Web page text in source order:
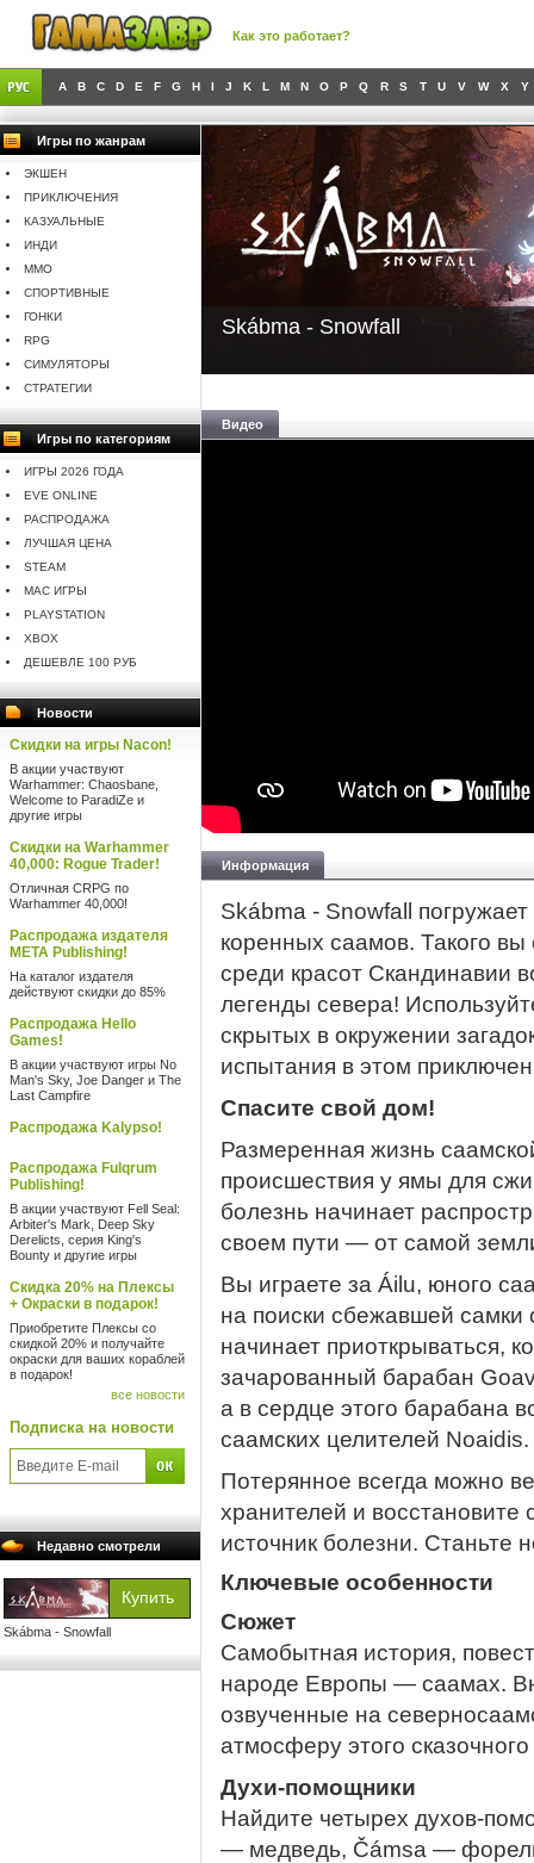
Как это работает?
A B C D E F G H I J K L M N O P Q R S T U V W X Y
Игры по жанрам
ЭКШЕН
ПРИКЛЮЧЕНИЯ
КАЗУАЛЬНЫЕ
ИНДИ
MMO
СПОРТИВНЫЕ
ГОНКИ
RPG
СИМУЛЯТОРЫ
СТРАТЕГИИ
Игры по категориям
ИГРЫ 2026 ГОДА
EVE ONLINE
РАСПРОДАЖА
ЛУЧШАЯ ЦЕНА
STEAM
MAC ИГРЫ
PLAYSTATION
XBOX
ДЕШЕВЛЕ 100 РУБ
Новости
Скидки на игры Nacon!
В акции участвуют
Warhammer: Chaosbane,
Welcome to ParadiZe и
другие игры
Скидки на Warhammer
40,000: Rogue Trader!
Отличная CRPG по
Warhammer 40,000!
Распродажа издателя
META Publishing!
На каталог издателя
действуют скидки до 85%
Распродажа Hello
Games!
В акции участвуют игры No
Man's Sky, Joe Danger и The
Last Campfire
Распродажа Kalypso!
Распродажа Fulqrum
Publishing!
В акции участвуют Fell Seal:
Arbiter's Mark, Deep Sky
Derelicts, серия King's
Bounty и другие игры
Скидка 20% на Плексы
+ Окраски в подарок!
Приобретите Плексы со
скидкой 20% и получайте
окраски для ваших кораблей
в подарок!
все новости
Подписка на новости
Недавно смотрели
Skábma - Snowfall
Skábma - Snowfall
Видео
Информация
Skábma - Snowfall
коренных саамов. Такого
среди красот Скандинавии
легенды севера!
скрытых в окружении
испытания в этом
Спасите свой дом!
Размеренная жизнь
происшествия у ямы для
болезнь начинает
своем пути — от самой
Вы играете за Áilu, юного
на поиски сбежавшей
начинает приоткрываться,
зачарованный барабан
а в сердце этого барабана
саамских целителей Noaidis.
Потерянное всегда можно
хранителей и восстановите
источник болезни. Станьте
Ключевые особенности
Сюжет
Самобытная история,
народе Европы — саамах.
озвученные на
атмосферу этого
Духи-помощники
Найдите четырех духов-
— медведь, Čámsa —